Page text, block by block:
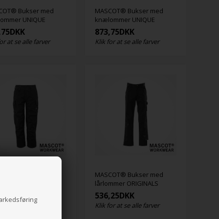
Bukser med
UNIQUE
DKK
at se alle farver
MASCOT® Bukser med
knælommer UNIQUE
873,75DKK
Klik for at se alle farver
DKK
at se alle farver
MASCOT® Bukser med
lårlommer ORIGINALS
536,25DKK
Klik for at se alle farver